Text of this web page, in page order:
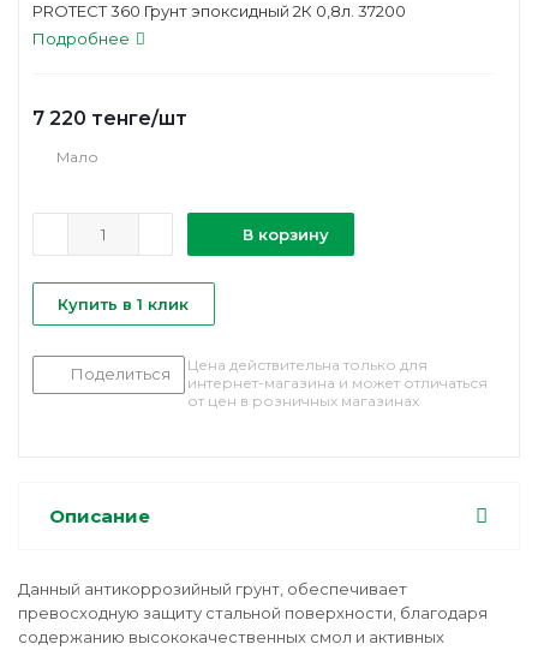
PROTECT 360 Грунт эпоксидный 2К 0,8л. 37200
Подробнее
7 220 тенге/шт
Мало
В корзину
Купить в 1 клик
Поделиться
Цена действительна только для
интернет-магазина и может отличаться
от цен в розничных магазинах
Описание
Данный антикоррозийный грунт, обеспечивает
превосходную защиту стальной поверхности, благодаря
содержанию высококачественных смол и активных